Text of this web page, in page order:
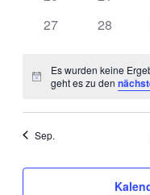
0
27
0
28
Hinweis
Es wurden keine
geht es zu den
Sep.